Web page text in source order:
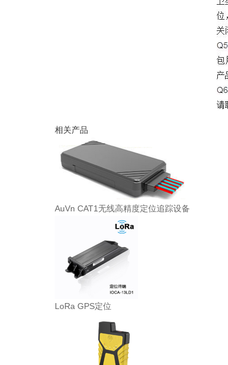
相关产品
AuVn CAT1无线高精度定位追踪设备
LoRa GPS定位